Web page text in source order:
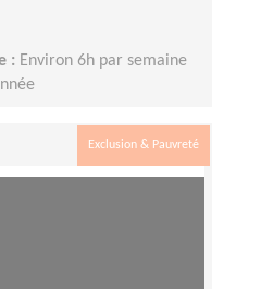
: Environ 6h par semaine
Exclusion & Pauvreté